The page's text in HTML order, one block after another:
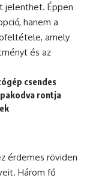
jelenthet. Éppen
hanem a
amely
és az
csendes
rontja
érdemes röviden
Három fő